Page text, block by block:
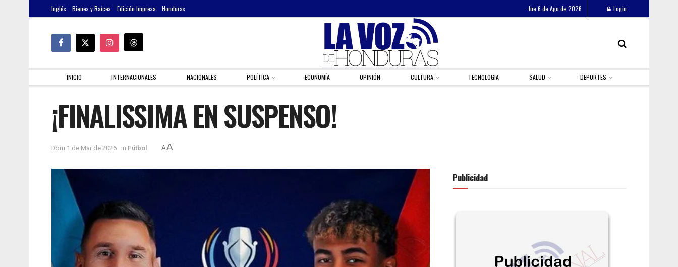
Inglés Bienes y Raíces Edición Impresa Honduras Jue 6 de Ago de 2026 Login
INICIO INTERNACIONALES NACIONALES POLÍTICA ECONOMÍA OPINIÓN CULTURA TECNOLOGIA SALUD DEPORTES
¡FINALISSIMA EN SUSPENSO!
Dom 1 de Mar de 2026 in Fútbol AA
Publicidad